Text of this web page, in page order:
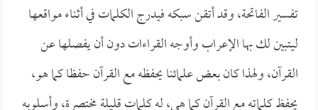
تفسير الفاتحة، وقد أتقن سبكه فيدرج الكلمات في أثناء مواقعها
ليتبين لك بها الإعراب وأوجه القراءات دون أن يفصلها عن
القرآن، ولهذا كان بعض علمائنا يحفظه مع القرآن حفظا كما هو،